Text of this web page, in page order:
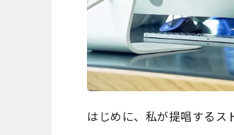
はじめに、私が提唱するス